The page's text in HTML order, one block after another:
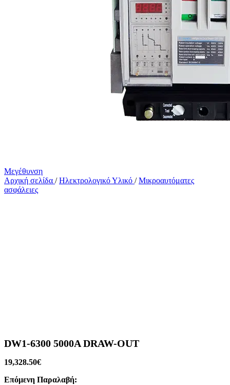
Μεγέθυνση
Αρχική σελίδα / Ηλεκτρολογικό Υλικό / Μικροαυτόματες
ασφάλειες
DW1-6300 5000A DRAW-OUT
19,328.50€
Επόμενη Παραλαβή: